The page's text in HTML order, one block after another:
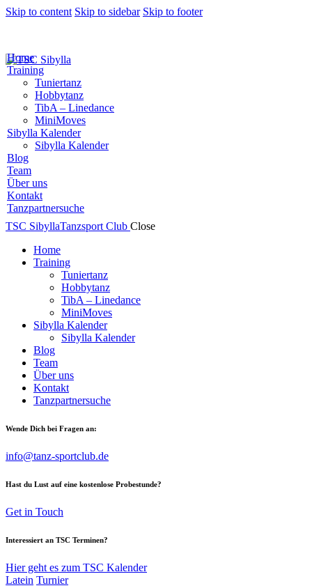
Skip to content Skip to sidebar Skip to footer
Home
Training
Tuniertanz
Hobbytanz
TibA – Linedance
MiniMoves
Sibylla Kalender
Sibylla Kalender
Blog
Team
Über uns
Kontakt
Tanzpartnersuche
TSC SibyllaTanzsport Club Close
Home
Training
Tuniertanz
Hobbytanz
TibA – Linedance
MiniMoves
Sibylla Kalender
Sibylla Kalender
Blog
Team
Über uns
Kontakt
Tanzpartnersuche
Wende Dich bei Fragen an:
info@tanz-sportclub.de
Hast du Lust auf eine kostenlose Probestunde?
Get in Touch
Interessiert an TSC Terminen?
Hier geht es zum TSC Kalender
Latein Turnier